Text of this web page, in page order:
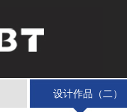
设计作品（二）